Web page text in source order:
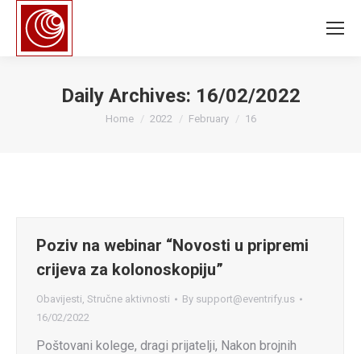
Daily Archives: 16/02/2022
You are here:
Home 2022 February 16
Poziv na webinar “Novosti u pripremi
crijeva za kolonoskopiju”
Obavijesti, Stručne aktivnosti By support@eventrify.us
16/02/2022
Poštovani kolege, dragi prijatelji, Nakon brojnih